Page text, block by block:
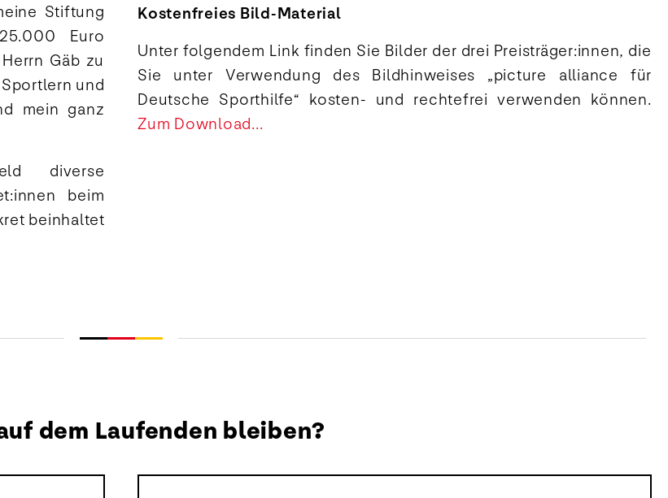
Stiftung
Euro
Gäb zu
und
mein ganz
diverse
beim
beinhaltet
Kostenfreies Bild-Material
Unter folgendem Link finden Sie Bilder der drei Preisträger:innen, die
Sie unter Verwendung des Bildhinweises „picture alliance für
Deutsche Sporthilfe“ kosten- und rechtefrei verwenden können.
Zum Download...
dem Laufenden bleiben?